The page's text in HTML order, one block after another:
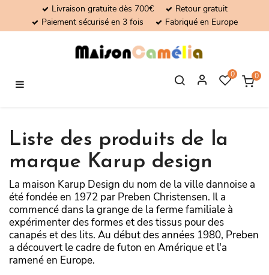
Livraison gratuite dès 700€
Retour gratuit
Paiement sécurisé en 3 fois
Fabriqué en Europe
Basculer
☰
0 0
Liste des produits de la
marque Karup design
La maison Karup Design du nom de la ville dannoise a
été fondée en 1972 par Preben Christensen. Il a
commencé dans la grange de la ferme familiale à
expérimenter des formes et des tissus pour des
canapés et des lits. Au début des années 1980, Preben
a découvert le cadre de futon en Amérique et l'a
ramené en Europe.